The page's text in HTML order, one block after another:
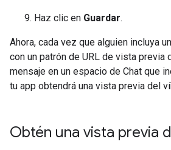
Haz clic en Guardar.
Ahora, cada vez que alguien incluya
con un patrón de URL de vista previa
mensaje en un espacio de Chat que
tu app obtendrá una vista previa del
Obtén una vista previa